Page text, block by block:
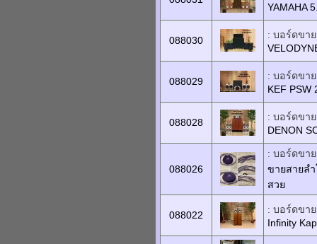
YAMAHA
088030
: บอร์ดขาย
088029
: บอร์ดขาย
KEF PSW
088028
: บอร์ดขาย
DENON
088026
: บอร์ดขาย
ขายสายลำ
สวย
088022
: บอร์ดขาย
Infinity